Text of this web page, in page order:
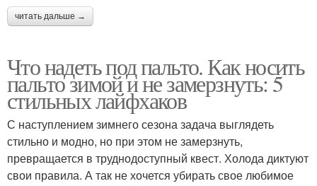
читать дальше →
Что надеть под пальто. Как носить
пальто зимой и не замерзнуть: 5
стильных лайфхаков
С наступлением зимнего сезона задача выглядеть
стильно и модно, но при этом не замерзнуть,
превращается в труднодоступный квест. Холода диктуют
свои правила. А так не хочется убирать свое любимое